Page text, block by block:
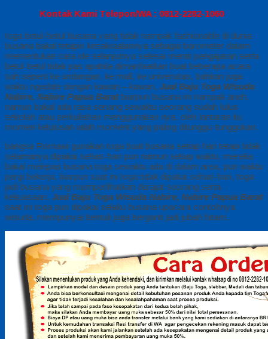
Kontak Kami Telepon/WA : 0812-2282-1060
toga betul-betul busana yang tidak nampak fashionable di dunia
busana bakal tetapin kesakraalannya sebagai barometer dalam
mementukan cara ide selanjutnya selesai meniti pengajaran serta
betul-betul tidak pas apabila dimanfaatkan buat beberapa acara
sah seperti ke undangan, ke mall, ke universitas, bahkan juga
waktu ngedate dengan kawan – kawan, Jual Baju Toga Wisuda
Nabire, Nabire Papua Baratbiarpun busana ini nampak aneh,
namun bakal ada rasa senang sewaktu seorang sudah lulus
sekolah atau perkuliahan menggunakan nya, oleh lantaran itu
momen kelulusan ialah moment yang paling ditunggu-tunggukan.
bangsa Romawi gunakan toga buat busana setiap hari tetapi tidak
selamanya dipakai sehari-hari pun namun setiap waktu, mereka
bakal melepas busana toga sewaktu ada di dalam area, pun waktu
pergi bekerja, biarpun saat ini toga tidak dipakai sehari-hari, toga
jadi busana yang memperlihatkan derajat seorang serta
kekuasaan, Jual Baju Toga Wisuda Nabire, Nabire Papua Barat
saat ini toga pun dipakai selaku busana upacara contohnya
wisuda, mempunyai bentuk juga berganti jadi jubah hitam.